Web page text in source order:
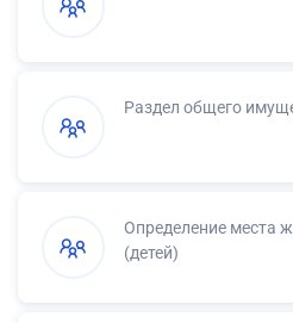
Раздел общего
Определение места
(детей)